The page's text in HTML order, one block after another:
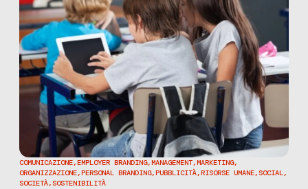
centri intermediano ancora una quota marginale del mercato
del lavoro italiano.
COMUNICAZIONE,EMPLOYER BRANDING,MANAGEMENT,MARKETING,
ORGANIZZAZIONE,PERSONAL BRANDING,PUBBLICITÀ,RISORSE UMANE, SOCIAL,
SOCIETÀ, SOSTENIBILITÀ